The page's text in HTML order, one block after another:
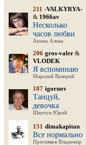
211 -VALKYRYA-
& 1966av
Несколько
часов любви
Апина Алена
206 gros-valer &
VLODEK
Я вспоминаю
Марский Валерий
187 igornov
Танцуй,
девочка
Шкитун Юрий
151 dimakapitan
Все нормально
Пресняков Владимир